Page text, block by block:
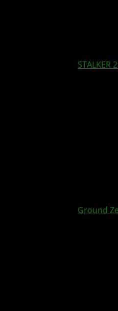
STALKER 2
Ground